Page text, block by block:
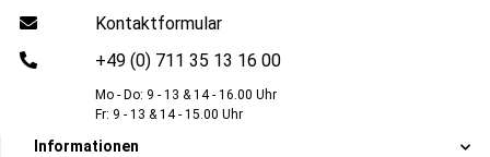
Kontaktformular
+49 (0) 711 35 13 16 00
Mo - Do: 9 - 13 & 14 - 16.00 Uhr
Fr: 9 - 13 & 14 - 15.00 Uhr
Informationen